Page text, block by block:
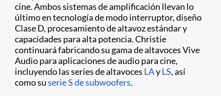
cine. Ambos sistemas de amplificación llevan lo
último en tecnología de modo interruptor, diseño
Clase D, procesamiento de altavoz estándar y
capacidades para alta potencia. Christie
continuará fabricando su gama de altavoces Vive
Audio para aplicaciones de audio para cine,
incluyendo las series de altavoces LAyLS, así
como suserie S de subwoofers.